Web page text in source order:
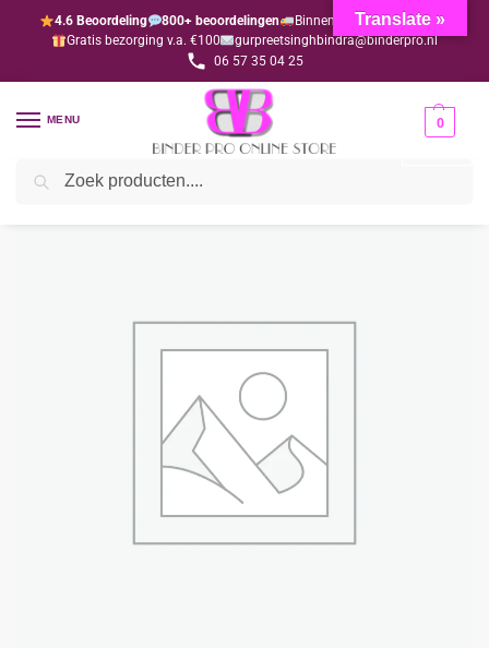
4.6 Beoordeling 800+ beoordelingen
Binnen 1-3 dagen geleverd
Gratis bezorging v.a. €100
gurpreetsinghbindra@binderpro.nl
06 57 35 04 25
MENU 0
Home Sieraden & Accessoires
Translate »